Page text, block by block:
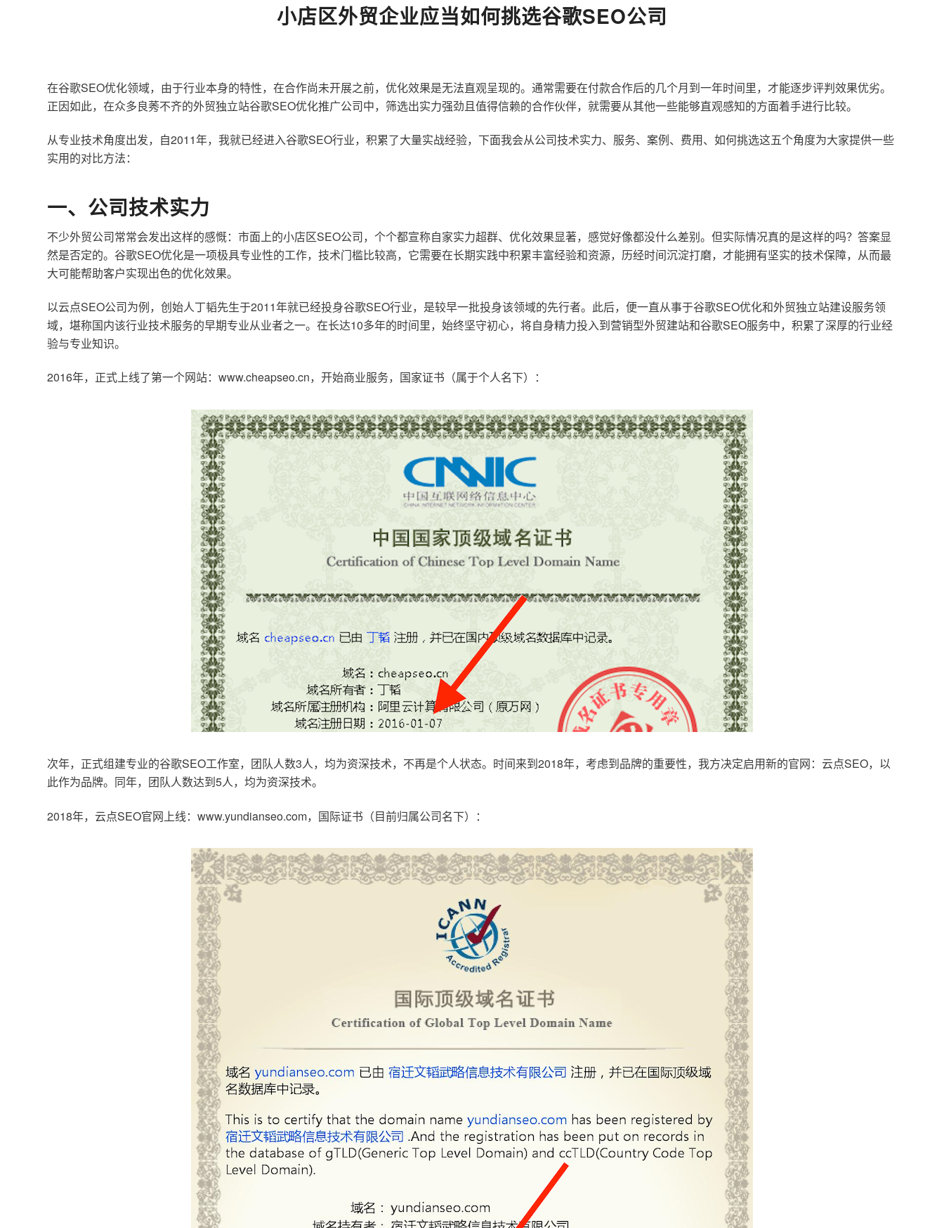
小店区外贸企业应当如何挑选谷歌SEO公司
在谷歌SEO优化领域，由于行业本身的特性，在合作尚未开展之前，优化效果是无法直观呈现的。通常需要在付款合作后的几个月到一年时间里，才能逐步评判效果优劣。
正因如此，在众多良莠不齐的外贸独立站谷歌SEO优化推广公司中，筛选出实力强劲且值得信赖的合作伙伴，就需要从其他一些能够直观感知的方面着手进行比较。
从专业技术角度出发，自2011年，我就已经进入谷歌SEO行业，积累了大量实战经验，下面我会从公司技术实力、服务、案例、费用、如何挑选这五个角度为大家提供一些
实用的对比方法：
一、公司技术实力
不少外贸公司常常会发出这样的感慨：市面上的小店区SEO公司，个个都宣称自家实力超群、优化效果显著，感觉好像都没什么差别。但实际情况真的是这样的吗？答案显
然是否定的。谷歌SEO优化是一项极具专业性的工作，技术门槛比较高，它需要在长期实践中积累丰富经验和资源，历经时间沉淀打磨，才能拥有坚实的技术保障，从而最
大可能帮助客户实现出色的优化效果。
以云点SEO公司为例，创始人丁韬先生于2011年就已经投身谷歌SEO行业，是较早一批投身该领域的先行者。此后，便一直从事于谷歌SEO优化和外贸独立站建设服务领
域，堪称国内该行业技术服务的早期专业从业者之一。在长达10多年的时间里，始终坚守初心，将自身精力投入到营销型外贸建站和谷歌SEO服务中，积累了深厚的行业经
验与专业知识。
2016年，正式上线了第一个网站：www.cheapseo.cn，开始商业服务，国家证书（属于个人名下）：
次年，正式组建专业的谷歌SEO工作室，团队人数3人，均为资深技术，不再是个人状态。时间来到2018年，考虑到品牌的重要性，我方决定启用新的官网：云点SEO，以
此作为品牌。同年，团队人数达到5人，均为资深技术。
2018年，云点SEO官网上线：www.yundianseo.com，国际证书（目前归属公司名下）：